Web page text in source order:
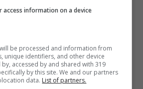
effetto, è necessario
una contestazione
access information on a device
be processed and information from
unique identifiers, and other device
accessed by and shared with 319
by this site. We and our partners
data. List of partners.